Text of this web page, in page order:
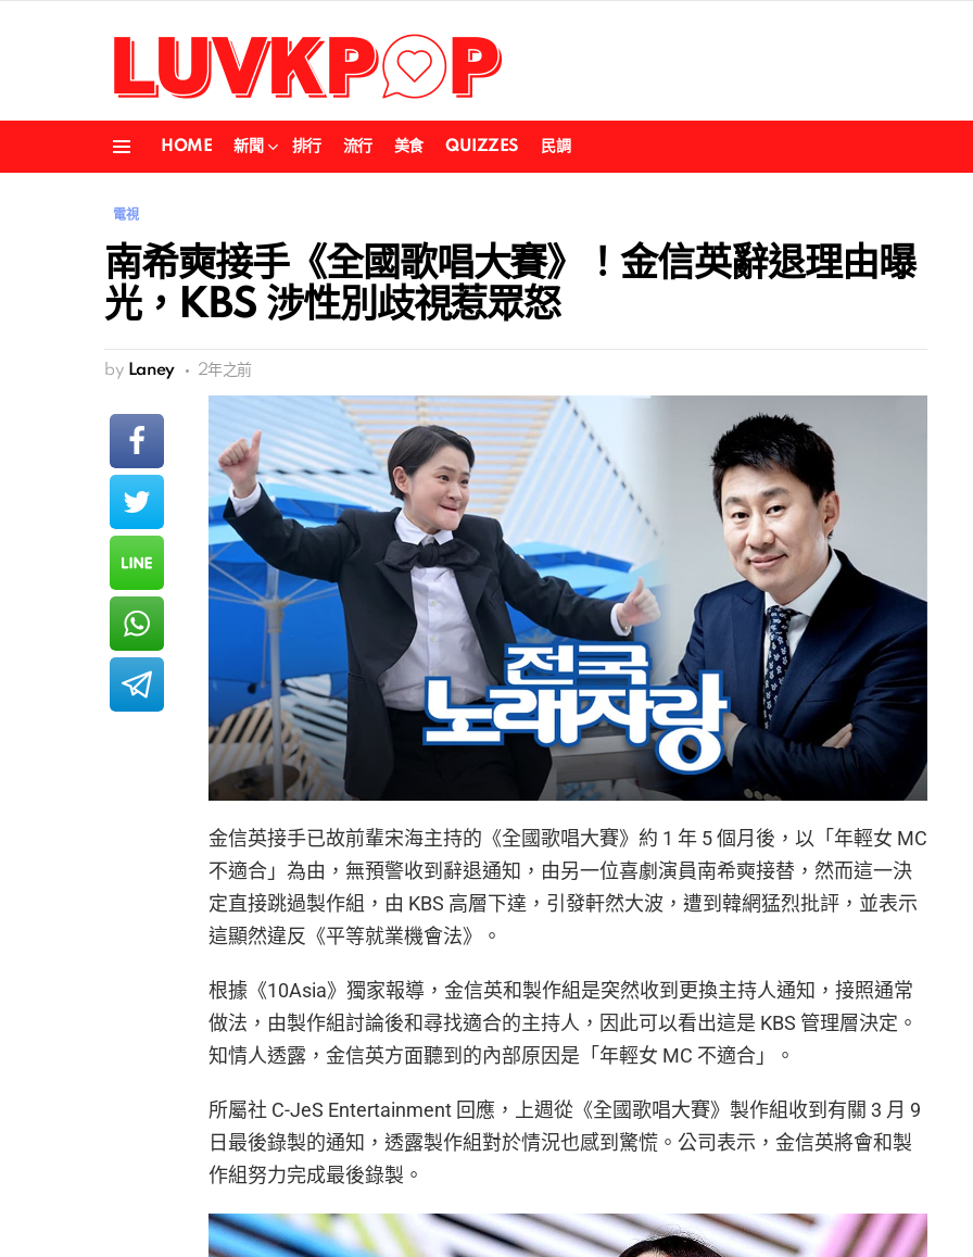
HOME 新聞 排行 流行 美食 QUIZZES 民調
電視
南希奭接手《全國歌唱大賽》！金信英辭退理由曝
光，KBS 涉性別歧視惹眾怒
by Laney 2年之前
金信英接手已故前輩宋海主持的《全國歌唱大賽》約 1 年 5 個月後，以「年輕女 MC
不適合」為由，無預警收到辭退通知，由另一位喜劇演員南希奭接替，然而這一決
定直接跳過製作組，由 KBS 高層下達，引發軒然大波，遭到韓網猛烈批評，並表示
這顯然違反《平等就業機會法》。
根據《10Asia》獨家報導，金信英和製作組是突然收到更換主持人通知，接照通常
做法，由製作組討論後和尋找適合的主持人，因此可以看出這是 KBS 管理層決定。
知情人透露，金信英方面聽到的內部原因是「年輕女 MC 不適合」。
所屬社 C-JeS Entertainment 回應，上週從《全國歌唱大賽》製作組收到有關 3 月 9
日最後錄製的通知，透露製作組對於情況也感到驚慌。公司表示，金信英將會和製
作組努力完成最後錄製。